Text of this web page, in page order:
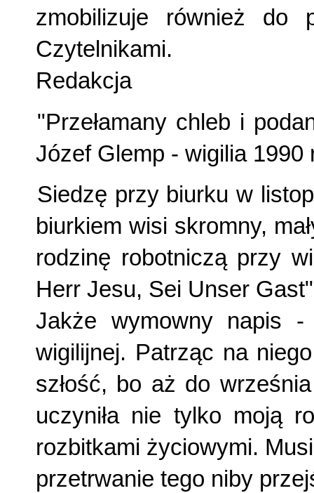
zmobilizuje również do
Czytelnikami.
Redakcja
"Przełamany chleb i
Józef Glemp - wigilia 1990
Siedzę przy biurku w
biurkiem wisi skromny,
rodzinę robotniczą przy
Herr Jesu, Sei Unser
Jakże wymowny napis
wigilijnej. Patrząc na
szłość, bo aż do
uczyniła nie tylko moją
rozbitkami życiowymi.
przetrwanie tego niby